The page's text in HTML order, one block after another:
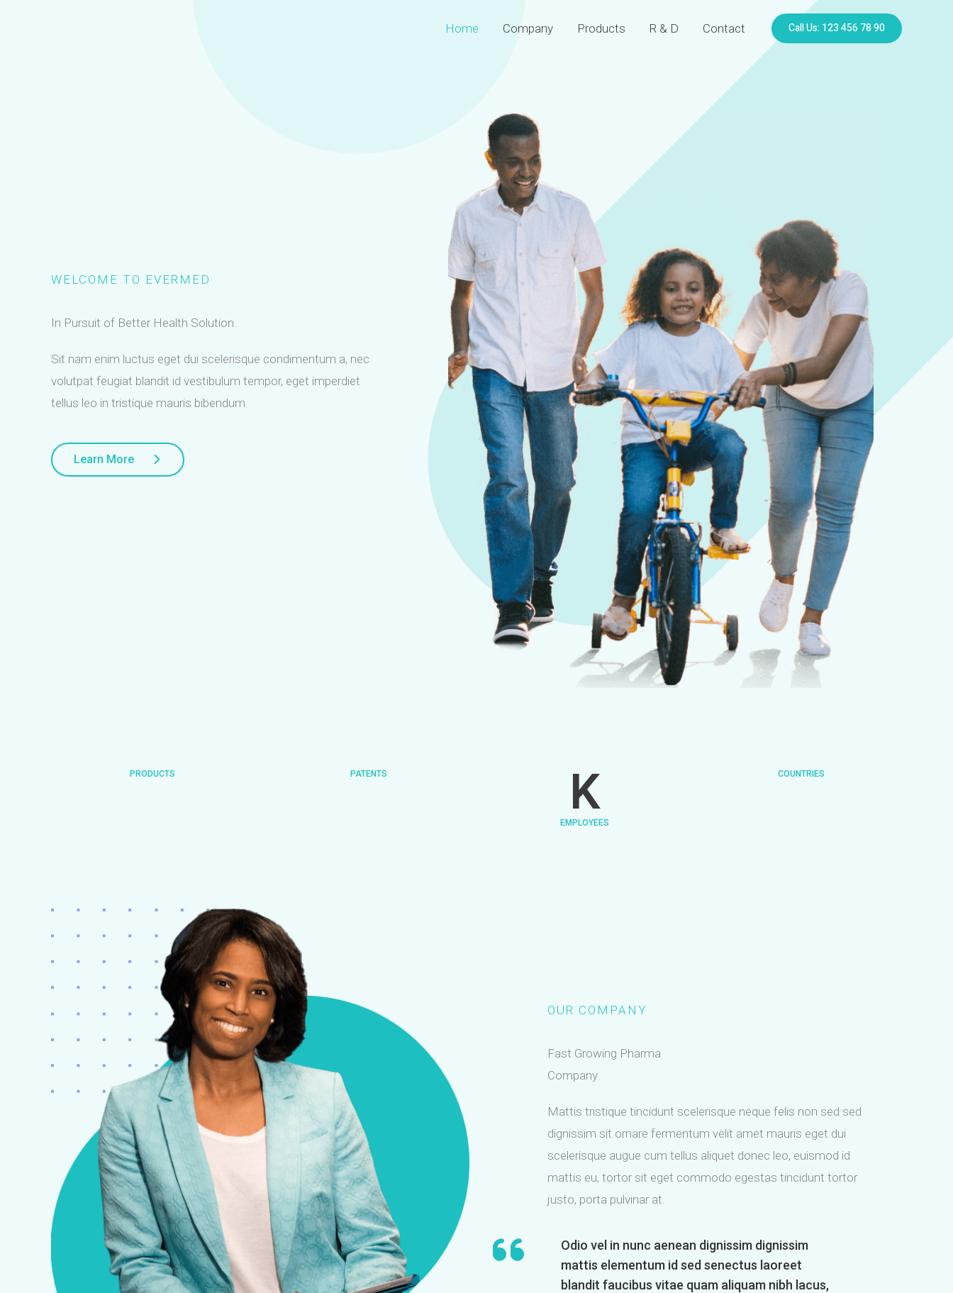
Home Company Products R & D Contact Call Us: 123 456 78 90
WELCOME TO EVERMED
In Pursuit of Better Health Solution.
Sit nam enim luctus eget dui scelerisque condimentum a, nec
volutpat feugiat blandit id vestibulum tempor, eget imperdiet
tellus leo in tristique mauris bibendum.
Learn More
PRODUCTS PATENTS K
EMPLOYEES
COUNTRIES
OUR COMPANY
Fast Growing Pharma
Company
Mattis tristique tincidunt scelerisque neque felis non sed sed
dignissim sit ornare fermentum velit amet mauris eget dui
scelerisque augue cum tellus aliquet donec leo, euismod id
mattis eu, tortor sit eget commodo egestas tincidunt tortor
justo, porta pulvinar at.
Odio vel in nunc aenean dignissim dignissim
mattis elementum id sed senectus laoreet
blandit faucibus vitae quam aliquam nibh lacus,